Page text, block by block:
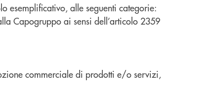
esemplificativo, alle seguenti categorie:
Capogruppo ai sensi dell’articolo 2359
commerciale di prodotti e/o servizi,